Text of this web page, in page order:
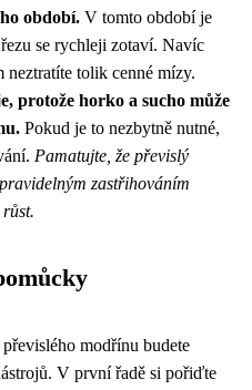
období. V tomto období je
se rychleji zotaví. Navíc
neztratíte tolik cenné mízy.
protože horko a sucho může
Pokud je to nezbytně nutné,
Pamatujte, že převislý
zastřihováním
modřínu budete
V první řadě si pořiďte